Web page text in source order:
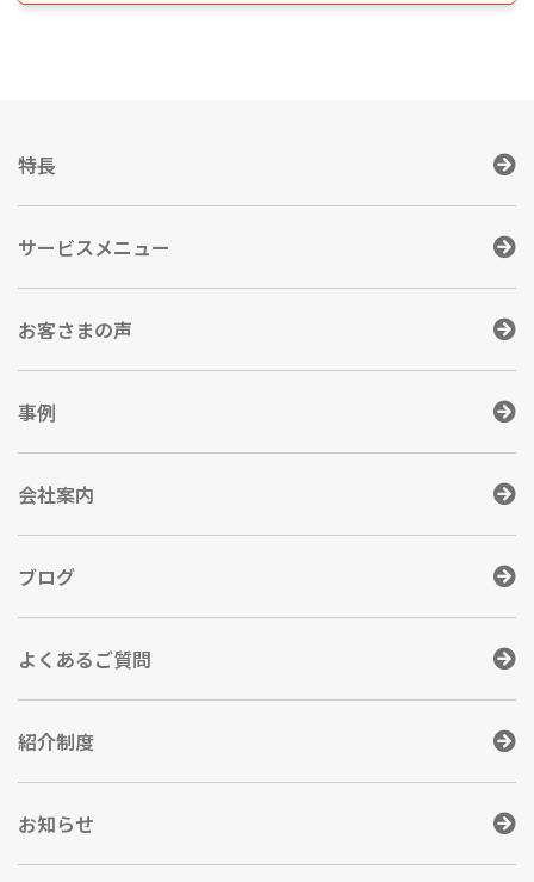
特長
サービスメニュー
お客さまの声
事例
会社案内
ブログ
よくあるご質問
紹介制度
お知らせ